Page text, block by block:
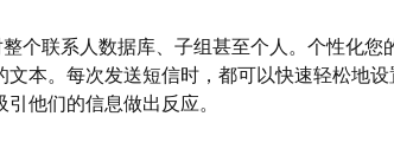
个联系人数据库、子组甚至个人。个性化
本。每次发送短信时，都可以快速轻松地
他们的信息做出反应。